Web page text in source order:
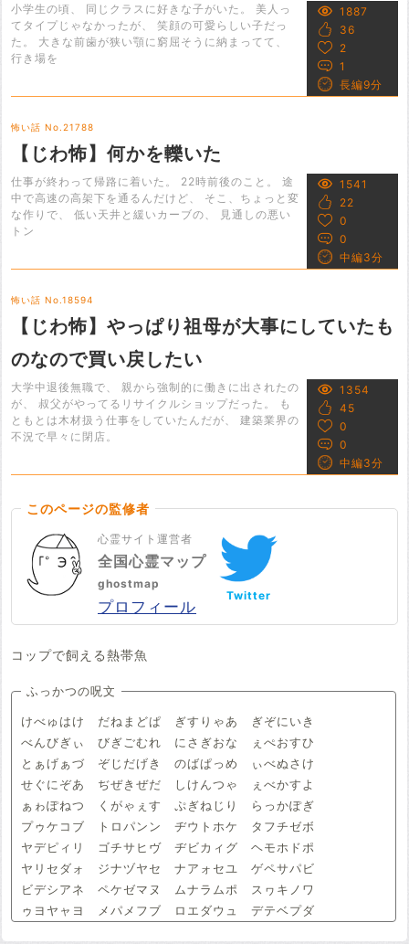
小学生の頃、 同じクラスに好きな子がいた。 美人っ
てタイプじゃなかったが、 笑顔の可愛らしい子だっ
た。 大きな前歯が狭い顎に窮屈そうに納まってて、
行き場を
1887
36
2
1
長編9分
怖い話 No.21788
【じわ怖】何かを轢いた
仕事が終わって帰路に着いた。 22時前後のこと。 途
中で高速の高架下を通るんだけど、 そこ、ちょっと変
な作りで、 低い天井と緩いカーブの、 見通しの悪い
トン
1541
22
0
0
中編3分
怖い話 No.18594
【じわ怖】やっぱり祖母が大事にしていたも
のなので買い戻したい
大学中退後無職で、 親から強制的に働きに出されたの
が、 叔父がやってるリサイクルショップだった。 も
ともとは木材扱う仕事をしていたんだが、 建築業界の
不況で早々に閉店。
1354
45
0
0
中編3分
このページの監修者
心霊サイト運営者
全国心霊マップ
ghostmap
プロフィール
Twitter
コップで飼える熱帯魚
ふっかつの呪文
けべゅはけ だねまどぱ ぎすりゃあ ぎぞにいき
べんびぎぃ びぎごむれ にさぎおな ぇぺおすひ
とぁげぁづ ぞじだげき のばぱっめ ぃべぬさけ
せぐにぞあ ぢぜきぜだ しけんつゃ ぇべかすよ
ぁゎぽねつ くがゃぇす ぷぎねじり らっかぽぎ
プゥケコブ トロパンン ヂウトホケ タフチゼボ
ヤデピィリ ゴチサヒヴ ヂビカィグ ヘモホドポ
ヤリセダォ ジナヅヤセ ナアォセユ ゲペサパビ
ビデシアネ ペケゼマヌ ムナラムポ スヮキノワ
ゥヨヤャヨ メパメフブ ロエダウュ デテベプダ